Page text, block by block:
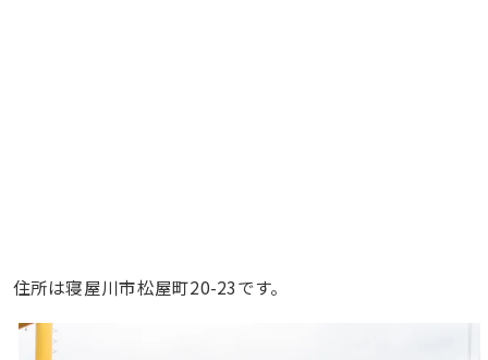
住所は寝屋川市松屋町20-23です。